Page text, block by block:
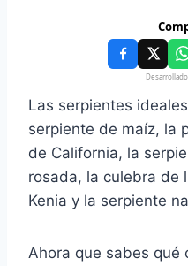
Las serpientes
serpiente de maíz, la
de California, la
rosada, la culebra de
Kenia y la serpiente
Ahora que sabes qué